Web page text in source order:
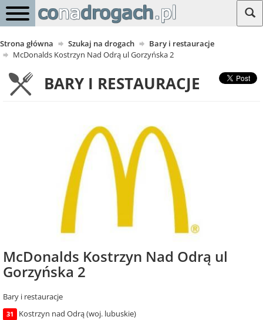
Strona główna Szukaj na drogach
Bary i restauracje
McDonalds Kostrzyn Nad Odrą ul Gorzyńska 2
BARY I RESTAURACJE
McDonalds Kostrzyn Nad Odrą ul
Gorzyńska 2
Bary i restauracje
31 Kostrzyn nad Odrą (woj. lubuskie)